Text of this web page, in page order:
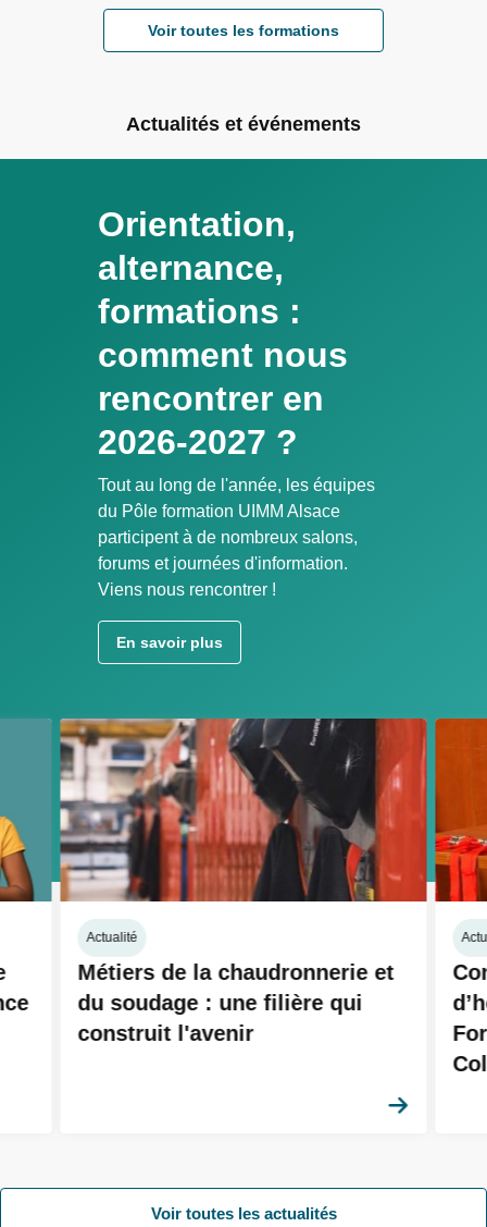
Voir toutes les formations
Actualités et événements
Orientation,
alternance,
formations :
comment nous
rencontrer en
2026-2027 ?
Tout au long de l'année, les équipes
du Pôle formation UIMM Alsace
participent à de nombreux salons,
forums et journées d'information.
Viens nous rencontrer !
En savoir plus
Actualité
Métiers de la chaudronnerie et
du soudage : une filière qui
construit l'avenir
Voir toutes les actualités